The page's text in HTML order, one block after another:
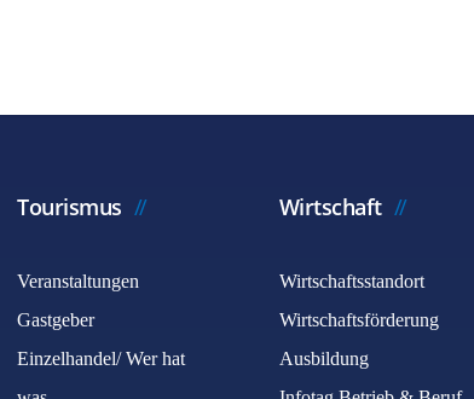
Tourismus
Veranstaltungen
Gastgeber
Einzelhandel/ Wer hat
Wirtschaft
Wirtschaftsstandort
Wirtschaftsförderung
Ausbildung